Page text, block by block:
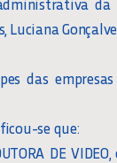
Luciana
das empresas
se que:
DE